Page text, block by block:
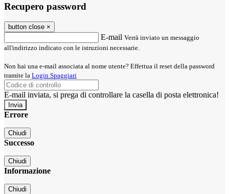
Recupero password
button close ×
E-mail Verrà inviato un messaggio
all'indirizzo indicato con le istruzioni necessarie.
Non hai una e-mail associata al nome utente? Effettua il reset della password
tramite la Login Spaggiari
E-mail inviata, si prega di controllare la casella di posta elettronica!
Errore
Chiudi
Successo
Chiudi
Informazione
Chiudi